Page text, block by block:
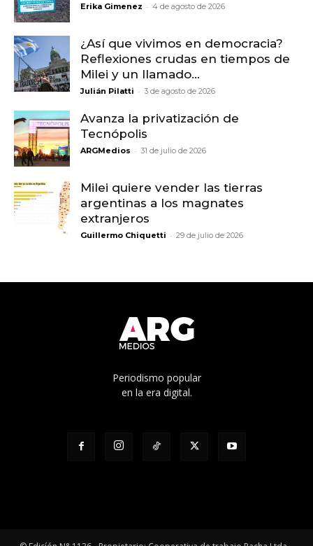
Erika Gimenez - 4 de agosto de 2026
¿Así que vivimos en democracia?
Reflexiones crudas en tiempos de
Milei y un llamado...
Julián Pilatti - 3 de agosto de 2026
Avanza la privatización de
Tecnópolis
ARGMedios - 31 de julio de 2026
Milei quiere vender las tierras
argentinas a los magnates
extranjeros
Guillermo Chiquetti - 29 de julio de 2026
Periodismo popular
en la era digital.